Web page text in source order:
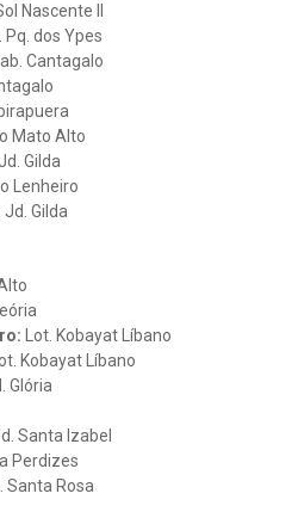
Nascente II
Pq. dos Ypes
Cantagalo
Mato Alto
Jd. Gilda
Lenheiro
Jd. Gilda
Lot. Kobayat Líbano
Kobayat Líbano
Glória
Santa Izabel
Perdizes
Santa Rosa